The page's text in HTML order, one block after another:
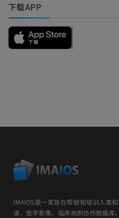
下载APP
IMAIOS是一家旨在帮助和培训人类
谱、医学影像、临床病例协作数据库